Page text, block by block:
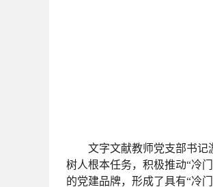
文字文献教师党支部书记
树人根本任务，积极推动“冷
的党建品牌，形成了具有“冷